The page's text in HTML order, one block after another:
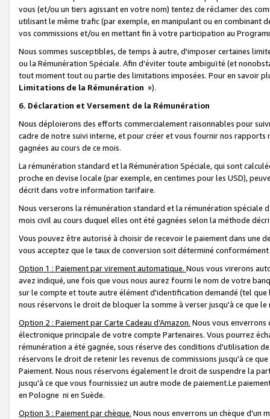
vous (et/ou un tiers agissant en votre nom) tentez de réclamer des
utilisant le même trafic (par exemple, en manipulant ou en combinant
vos commissions et/ou en mettant fin à votre participation au
Nous sommes susceptibles, de temps à autre, d'imposer certaines
ou la Rémunération Spéciale. Afin d'éviter toute ambiguïté (et
tout moment tout ou partie des limitations imposées. Pour en savoir
Limitations de la Rémunération »).
6. Déclaration et Versement de la Rémunération
Nous déploierons des efforts commercialement raisonnables pour
cadre de notre suivi interne, et pour créer et vous fournir nos
gagnées au cours de ce mois.
La rémunération standard et la Rémunération Spéciale, qui sont
proche en devise locale (par exemple, en centimes pour les USD),
décrit dans votre information tarifaire.
Nous verserons la rémunération standard et la rémunération spéciale
mois civil au cours duquel elles ont été gagnées selon la méthode
Vous pouvez être autorisé à choisir de recevoir le paiement dans une
vous acceptez que le taux de conversion soit déterminé
Option 1 : Paiement par virement automatique. Nous vous virerons
avez indiqué, une fois que vous nous aurez fourni le nom de votre
sur le compte et toute autre élément d'identification demandé (tel que
nous réservons le droit de bloquer la somme à verser jusqu'à ce que
Option 2 : Paiement par Carte Cadeau d’Amazon. Nous vous
électronique principale de votre compte Partenaires. Vous pourrez
rémunération a été gagnée, sous réserve des conditions d'utilisation
réservons le droit de retenir les revenus de commissions jusqu'à ce
Paiement. Nous nous réservons également le droit de suspendre la
jusqu'à ce que vous fournissiez un autre mode de paiement.Le
en Pologne ni en Suède.
Option 3 : Paiement par chèque. Nous nous enverrons un chèque d'un